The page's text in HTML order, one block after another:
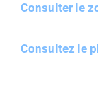
Consulter le
Consultez le